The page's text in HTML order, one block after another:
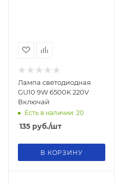
Лампа светодиодная
GU10 9W 6500K 220V
Включай
Есть в наличии: 20
135 руб./шт
В КОРЗИНУ